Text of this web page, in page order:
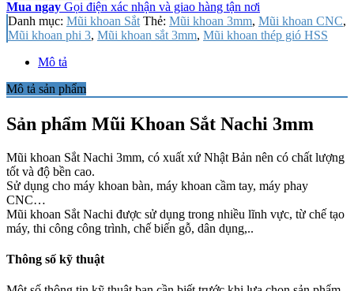
Mua ngay Gọi điện xác nhận và giao hàng tận nơi
Danh mục: Mũi khoan Sắt Thẻ: Mũi khoan 3mm, Mũi khoan CNC,
Mũi khoan phi 3, Mũi khoan sắt 3mm, Mũi khoan thép gió HSS
Mô tả
Mô tả sản phẩm
Sản phẩm Mũi Khoan Sắt Nachi 3mm
Mũi khoan Sắt Nachi 3mm, có xuất xứ Nhật Bản nên có chất lượng
tốt và độ bền cao.
Sử dụng cho máy khoan bàn, máy khoan cầm tay, máy phay
CNC…
Mũi khoan Sắt Nachi được sử dụng trong nhiều lĩnh vực, từ chế tạo
máy, thi công công trình, chế biến gỗ, dân dụng,..
Thông số kỹ thuật